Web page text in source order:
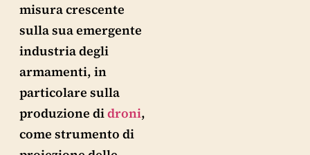
misura crescente
sulla sua emergente
industria degli
armamenti, in
particolare sulla
produzione didroni,
come strumento di